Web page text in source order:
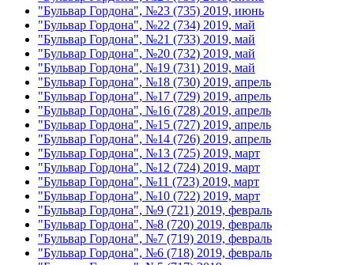
"Бульвар Гордона", №23 (735) 2019, июнь
"Бульвар Гордона", №22 (734) 2019, май
"Бульвар Гордона", №21 (733) 2019, май
"Бульвар Гордона", №20 (732) 2019, май
"Бульвар Гордона", №19 (731) 2019, май
"Бульвар Гордона", №18 (730) 2019, апрель
"Бульвар Гордона", №17 (729) 2019, апрель
"Бульвар Гордона", №16 (728) 2019, апрель
"Бульвар Гордона", №15 (727) 2019, апрель
"Бульвар Гордона", №14 (726) 2019, апрель
"Бульвар Гордона", №13 (725) 2019, март
"Бульвар Гордона", №12 (724) 2019, март
"Бульвар Гордона", №11 (723) 2019, март
"Бульвар Гордона", №10 (722) 2019, март
"Бульвар Гордона", №9 (721) 2019, февраль
"Бульвар Гордона", №8 (720) 2019, февраль
"Бульвар Гордона", №7 (719) 2019, февраль
"Бульвар Гордона", №6 (718) 2019, февраль